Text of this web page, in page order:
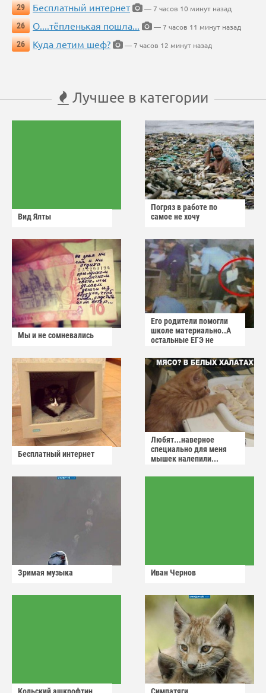
29
Бесплатный интернет
— 7 часов 10 минут назад
26
О....тёпленькая пошла...
— 7 часов 11 минут назад
26
Куда летим шеф? — 7 часов 12 минут назад
Лучшее в категории
Вид Ялты
Погряз в работе по
самое не хочу
Мы и не сомневались
Его родители помогли
школе материально..А
остальные ЕГЭ не
Бесплатный интернет
Любят...наверное
специально для меня
мышек налепили...
Зримая музыка Иван Чернов
Кольский ашкрофтин Симпатяги